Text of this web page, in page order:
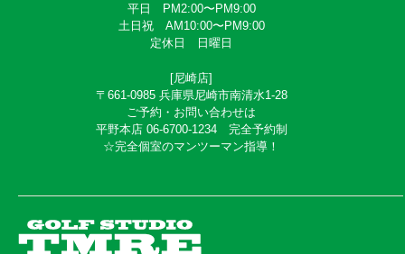
平日 PM2:00〜PM9:00
土日祝 AM10:00〜PM9:00
定休日 日曜日
[尼崎店]
〒661-0985 兵庫県尼崎市南清水1-28
ご予約・お問い合わせは
平野本店 06-6700-1234 完全予約制
☆完全個室のマンツーマン指導！